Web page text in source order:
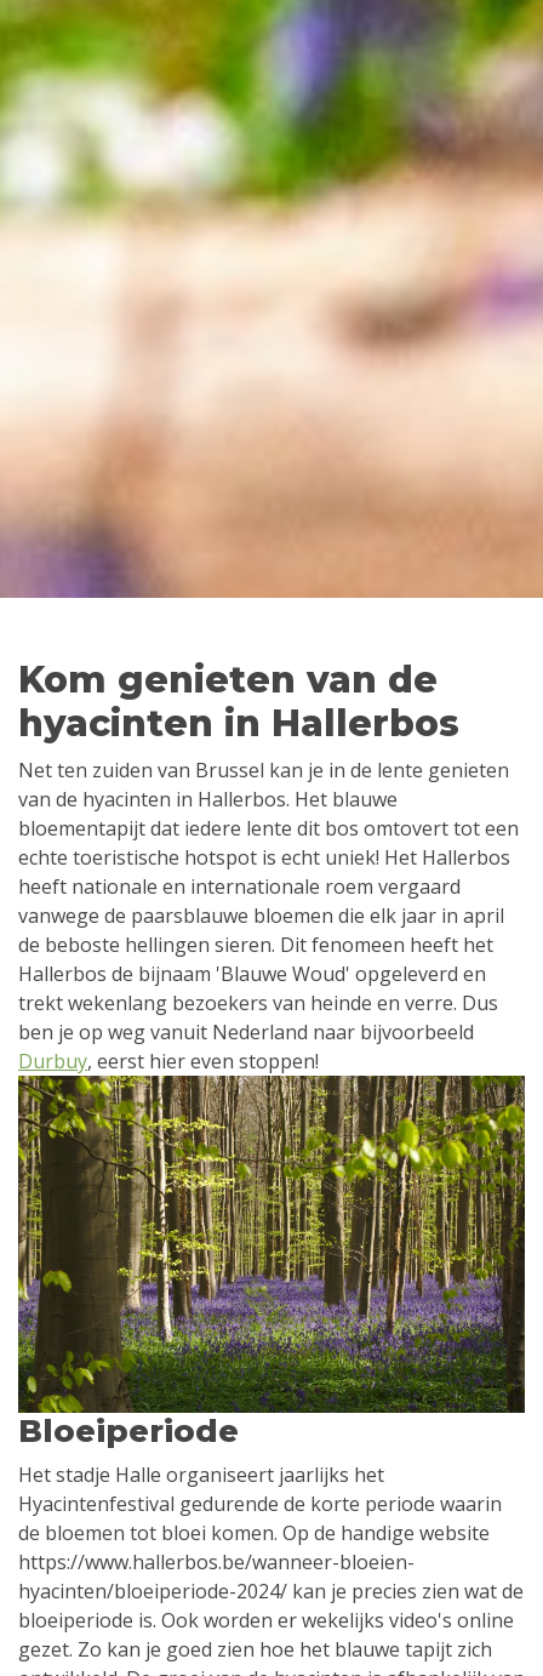
Kom genieten van de
hyacinten in Hallerbos
Net ten zuiden van Brussel kan je in de lente genieten
van de hyacinten in Hallerbos. Het blauwe
bloementapijt dat iedere lente dit bos omtovert tot een
echte toeristische hotspot is echt uniek! Het Hallerbos
heeft nationale en internationale roem vergaard
vanwege de paarsblauwe bloemen die elk jaar in april
de beboste hellingen sieren. Dit fenomeen heeft het
Hallerbos de bijnaam 'Blauwe Woud' opgeleverd en
trekt wekenlang bezoekers van heinde en verre. Dus
ben je op weg vanuit Nederland naar bijvoorbeeld
Durbuy, eerst hier even stoppen!
Bloeiperiode
Het stadje Halle organiseert jaarlijks het
Hyacintenfestival gedurende de korte periode waarin
de bloemen tot bloei komen. Op de handige website
https://www.hallerbos.be/wanneer-bloeien-
hyacinten/bloeiperiode-2024/ kan je precies zien wat de
bloeiperiode is. Ook worden er wekelijks video's online
gezet. Zo kan je goed zien hoe het blauwe tapijt zich